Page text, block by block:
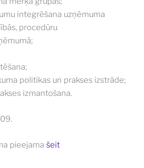
integrēšana uzņēmuma
procedūru
politikas un prakses izstrāde;
izmantošana.
pieejama šeit